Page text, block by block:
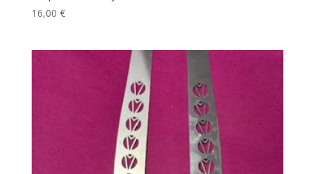
16,00 €